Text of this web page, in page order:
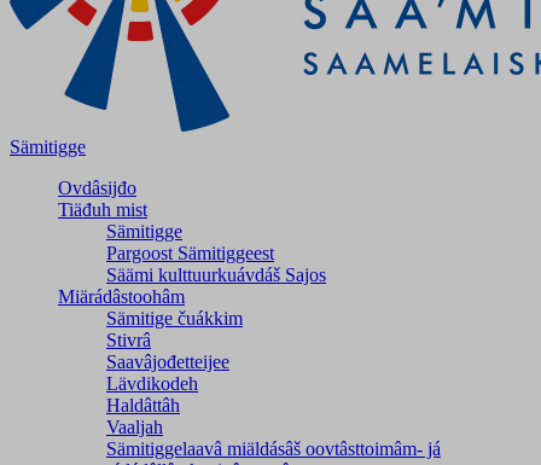
Sämitigge
Ovdâsijđo
Tiäđuh mist
Sämitigge
Pargoost Sämitiggeest
Säämi kulttuurkuávdáš Sajos
Miärádâstoohâm
Sämitige čuákkim
Stivrâ
Saavâjođetteijee
Lävdikodeh
Haldâttâh
Vaaljah
Sämitiggelaavâ miäldásâš oovtâsttoimâm- já